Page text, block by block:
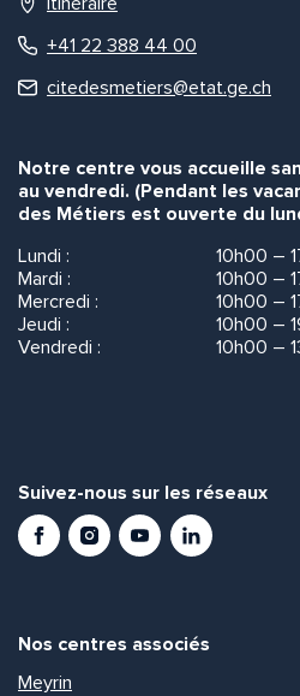
+41 22 388 44 00
citedesmetiers@etat.ge.ch
Notre centre vous accueille
au vendredi. (Pendant les
des Métiers est ouverte du
Lundi :
10h00 –
Mardi :
10h00 –
Mercredi :
10h00 –
Jeudi :
10h00 –
Vendredi :
10h00 –
Suivez-nous sur les réseaux
FacebookInstagramYoutubeLinkedIn
Nos centres associés
Meyrin